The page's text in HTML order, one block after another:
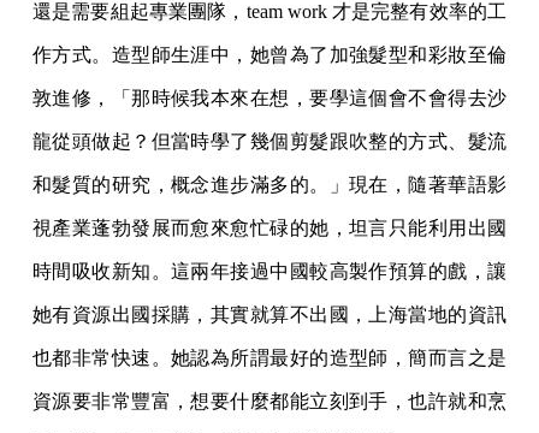
還是需要組起專業團隊，team work 才是完整有效率的工
作方式。造型師生涯中，她曾為了加強髮型和彩妝至倫
敦進修，「那時候我本來在想，要學這個會不會得去沙
龍從頭做起？但當時學了幾個剪髮跟吹整的方式、髮流
和髮質的研究，概念進步滿多的。」現在，隨著華語影
視產業蓬勃發展而愈來愈忙碌的她，坦言只能利用出國
時間吸收新知。這兩年接過中國較高製作預算的戲，讓
她有資源出國採購，其實就算不出國，上海當地的資訊
也都非常快速。她認為所謂最好的造型師，簡而言之是
資源要非常豐富，想要什麼都能立刻到手，也許就和烹